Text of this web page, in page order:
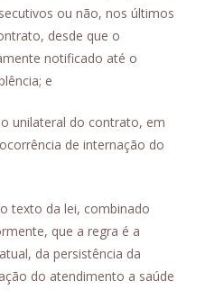
ou não, nos últimos
desde que o
notificado até o
e
unilateral do contrato, em
de internação do
texto da lei, combinado
que a regra é a
da persistência da
do atendimento a saúde